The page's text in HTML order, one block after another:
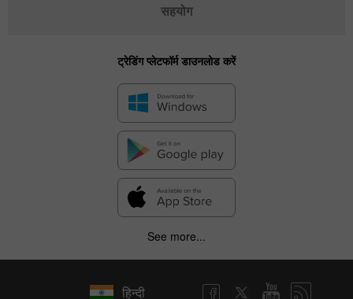
सहयोग
ट्रेडिंग प्लेटफॉर्म डाउनलोड करें
See more...
हिन्दी